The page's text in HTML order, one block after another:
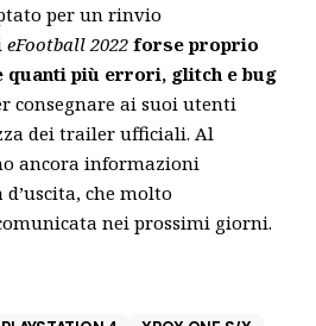
per un rinvio
eFootball 2022 forse proprio
più errori, glitch e bug
consegnare ai suoi utenti
dei trailer ufficiali. Al
ancora informazioni
che molto
nei prossimi giorni.